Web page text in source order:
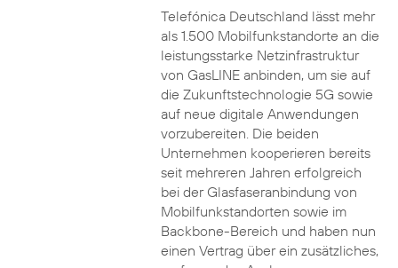
Telefónica Deutschland lässt mehr
als 1.500 Mobilfunkstandorte an die
leistungsstarke Netzinfrastruktur
von GasLINE anbinden, um sie auf
die Zukunftstechnologie 5G sowie
auf neue digitale Anwendungen
vorzubereiten. Die beiden
Unternehmen kooperieren bereits
seit mehreren Jahren erfolgreich
bei der Glasfaseranbindung von
Mobilfunkstandorten sowie im
Backbone-Bereich und haben nun
einen Vertrag über ein zusätzliches,